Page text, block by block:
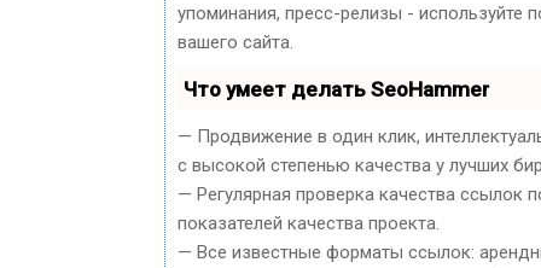
упоминания, пресс-релизы - используйте
вашего сайта.
Что умеет делать SeoHammer
— Продвижение в один клик,
с высокой степенью качества у лучших
— Регулярная проверка качества ссылок
показателей качества проекта.
— Все известные форматы ссылок: